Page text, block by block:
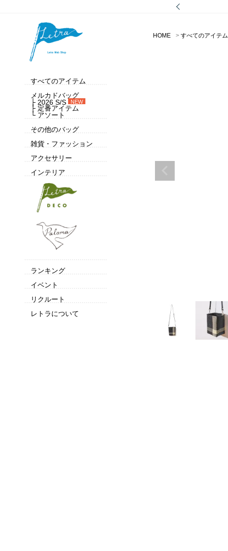
すべてのアイテム
メルカドバッグ
├ 2026 S/S
NEW
├ 定番アイテム
└ アソート
その他のバッグ
雑貨・ファッション
アクセサリー
インテリア
ランキング
イベント
リクルート
レトラについて
HOME すべてのアイテム